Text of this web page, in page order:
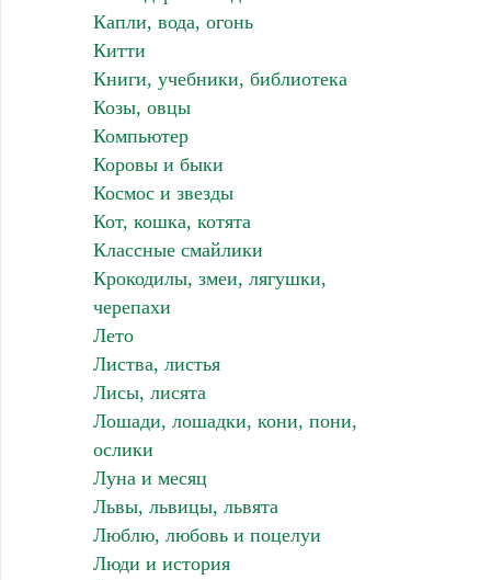
Капли, вода, огонь
Китти
Книги, учебники, библиотека
Козы, овцы
Компьютер
Коровы и быки
Космос и звезды
Кот, кошка, котята
Классные смайлики
Крокодилы, змеи, лягушки,
черепахи
Лето
Листва, листья
Лисы, лисята
Лошади, лошадки, кони, пони,
ослики
Луна и месяц
Львы, львицы, львята
Люблю, любовь и поцелуи
Люди и история